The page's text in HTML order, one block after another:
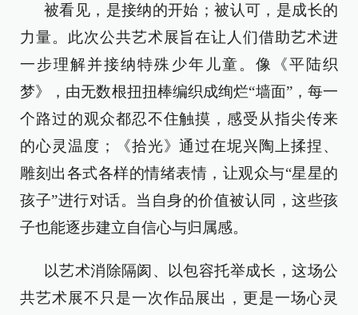
被看见，是接纳的开始；被认可，是成长的
力量。此次公共艺术展旨在让人们借助艺术进
一步理解并接纳特殊少年儿童。像《平陆织
梦》，由无数根扭扭棒编织成绚烂“墙面”，每一
个路过的观众都忍不住触摸，感受从指尖传来
的心灵温度；《拾光》通过在坭兴陶上揉捏、
雕刻出各式各样的情绪表情，让观众与“星星的
孩子”进行对话。当自身的价值被认同，这些孩
子也能逐步建立自信心与归属感。
以艺术消除隔阂、以包容托举成长，这场公
共艺术展不只是一次作品展出，更是一场心灵